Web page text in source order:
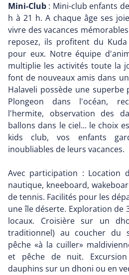
Mini-Club : Mini-club enfants
h à 21 h. A chaque âge ses
vivre des vacances
reposez, ils profitent du
pour eux. Notre équipe
multiplie les activités toute la
font de nouveaux amis dans
Halaveli possède une superbe
Plongeon dans l'océan,
l'hermite, observation des
ballons dans le ciel... le choix
kids club, vos enfants
inoubliables de leurs vacances.
Avec participation : Location
nautique, kneeboard,
de tennis. Facilités pour les
une île déserte. Exploration de
locaux. Croisière sur un
traditionnel) au coucher du
pêche «à la cuiller»
et pêche de nuit.
dauphins sur un dhoni ou en